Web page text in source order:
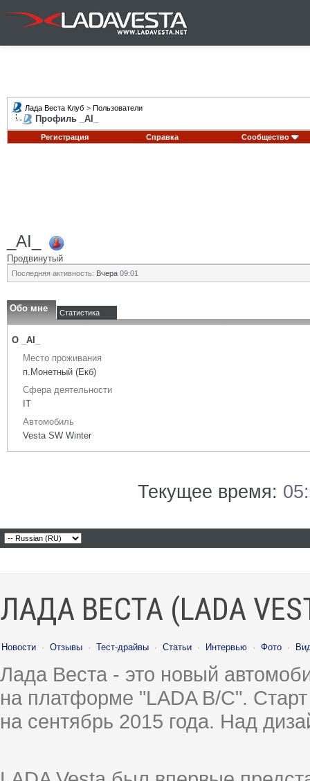
Лада Веста Клуб > Пользователи
Профиль _AI_
Регистрация Справка Сообщество
_AI_
Продвинутый
Последняя активность: Вчера 09:01
Обо мне Статистика
О _AI_
Место проживания
п.Монетный (Екб)
Сфера деятельности
IT
Автомобиль
Vesta SW Winter
Текущее время:
ЛАДА ВЕСТА (LADA
Новости · Отзывы · Тест-драйвы · Статьи · Интервью · Фото ·
Лада Веста - это новый
на платформе "LADA B/C".
на сентябрь 2015 года. Над